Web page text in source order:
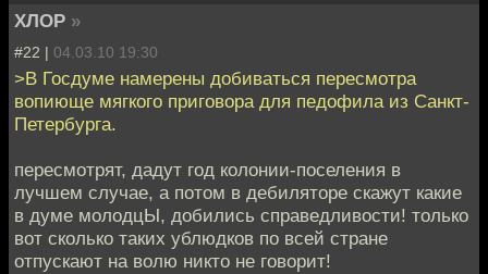
ХЛОР »
#22 | 04.03.10 19:30
>В Госдуме намерены добиваться пересмотра
вопиюще мягкого приговора для педофила из Санкт-
Петербурга.
пересмотрят, дадут год колонии-поселения в
лучшем случае, а потом в дебиляторе скажут какие
в думе молодцЫ, добились справедливости! только
вот сколько таких ублюдков по всей стране
отпускают на волю никто не говорит!